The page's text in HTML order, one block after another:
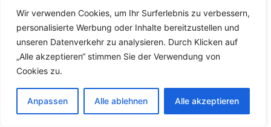
Wir verwenden Cookies, um Ihr Surferlebnis zu verbessern,
personalisierte Werbung oder Inhalte bereitzustellen und
unseren Datenverkehr zu analysieren. Durch Klicken auf
„Alle akzeptieren“ stimmen Sie der Verwendung von
Cookies zu.
Anpassen Alle ablehnen Alle akzeptieren
beschädigt wurde, stehen die Fachkräfte Ihnen mit
fachkundiger Hilfe zur Seite. Zunächst versuchen die
Fachkräfte, das defekte Schloss zu reparieren oder den
abgebrochenen Schlüssel zu entfernen. Gelingt dies
nicht oder ist die Sicherheit nicht mehr gewährleistet,
haben, über Nacht mit einer unverschlossenen Tür